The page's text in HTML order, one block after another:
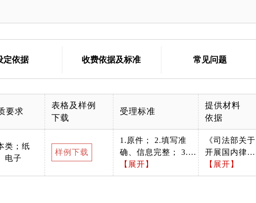
定依据 收费依据及标准 常见问题
要求
表格及样例
下载
受理标准
提供材料
依据
类；纸
电子
样例下载
1.原件； 2.填写准
确、信息完整； 3.加
盖律所公章。
【展开】
《司法部关于
开展国内律师
事务所聘请外
籍律师担任外
【展开】